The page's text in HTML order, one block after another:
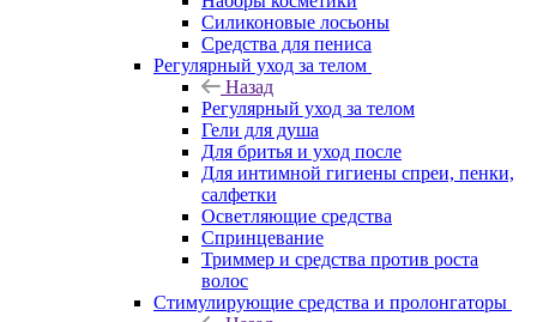
Силиконовые лосьоны
Средства для пениса
Регулярный уход за телом
Назад
Регулярный уход за телом
Гели для душа
Для бритья и уход после
Для интимной гигиены спреи, пенки,
салфетки
Осветляющие средства
Спринцевание
Триммер и средства против роста
волос
Стимулирующие средства и пролонгаторы